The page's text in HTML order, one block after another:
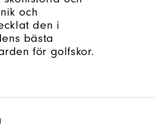
och
den i
bästa
för golfskor.